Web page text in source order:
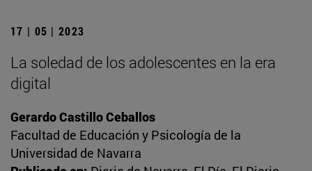
17 | 05 | 2023
La soledad de los adolescentes en la era
digital
Gerardo Castillo Ceballos
Facultad de Educación y Psicología de la
Universidad de Navarra